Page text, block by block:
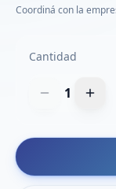
Coordiná con la
Cantidad
1